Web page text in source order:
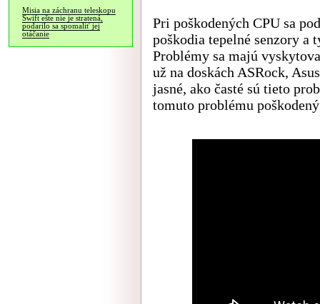
Misia na záchranu teleskopu
Swift ešte nie je stratená,
podarilo sa spomaliť jej
otáčanie
Pri poškodených CPU sa
poškodia tepelné senzory a
Problémy sa majú
už na doskách ASRock,
jasné, ako časté sú tieto
tomuto problému